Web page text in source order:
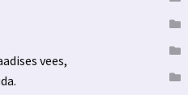
vees,